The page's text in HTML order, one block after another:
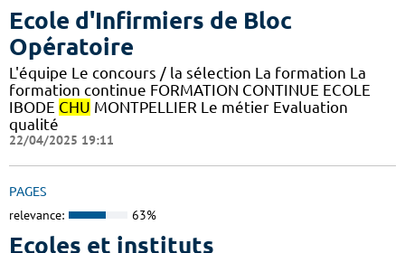
Ecole d'Infirmiers de Bloc
Opératoire
L'équipe Le concours / la sélection La formation La
formation continue FORMATION CONTINUE ECOLE
IBODE CHU MONTPELLIER Le métier Evaluation
qualité
22/04/2025 19:11
PAGES
relevance: 63%
Ecoles et instituts